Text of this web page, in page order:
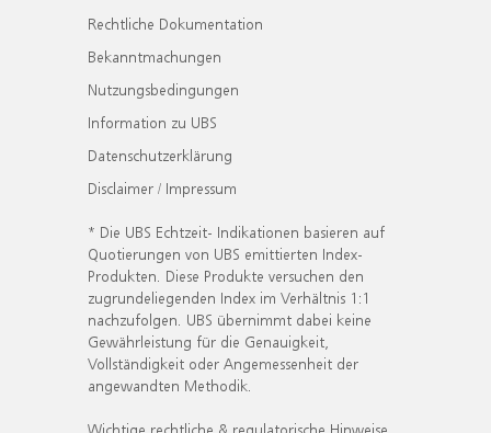
Rechtliche Dokumentation
Bekanntmachungen
Nutzungsbedingungen
Information zu UBS
Datenschutzerklärung
Disclaimer / Impressum
* Die UBS Echtzeit- Indikationen basieren auf
Quotierungen von UBS emittierten Index-
Produkten. Diese Produkte versuchen den
zugrundeliegenden Index im Verhältnis 1:1
nachzufolgen. UBS übernimmt dabei keine
Gewährleistung für die Genauigkeit,
Vollständigkeit oder Angemessenheit der
angewandten Methodik.